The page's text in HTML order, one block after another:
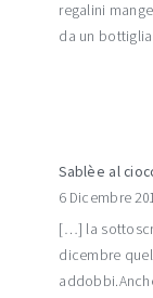
regalini
da un
Sablèe al
6 Dicembre
[…] la
dicembre